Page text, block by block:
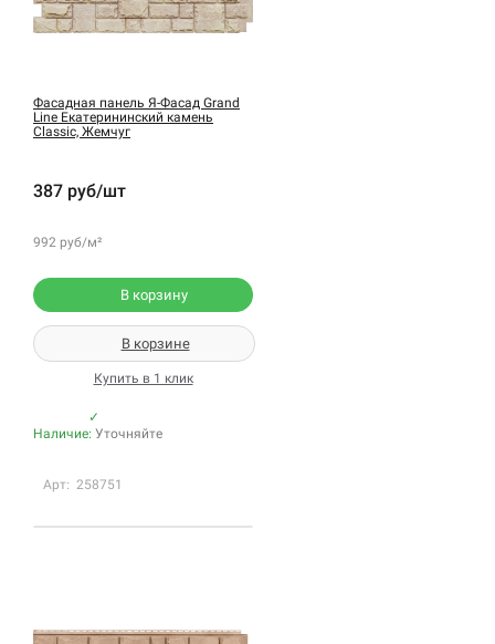
Фасадная панель Я-Фасад Grand
Line Екатерининский камень
Classic, Жемчуг
387 руб/шт
992 руб/м²
В корзину
В корзине
Купить в 1 клик
✓
Наличие: Уточняйте
Арт: 258751